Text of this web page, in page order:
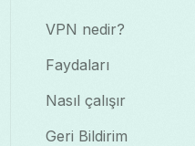
VPN nedir?
Faydaları
Nasıl çalışır
Geri Bildirim